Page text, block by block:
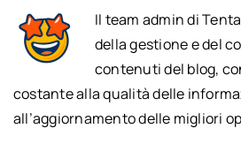
Il team admin di
della gestione e del
contenuti del blog,
costante alla qualità delle
all’aggiornamento delle migliori